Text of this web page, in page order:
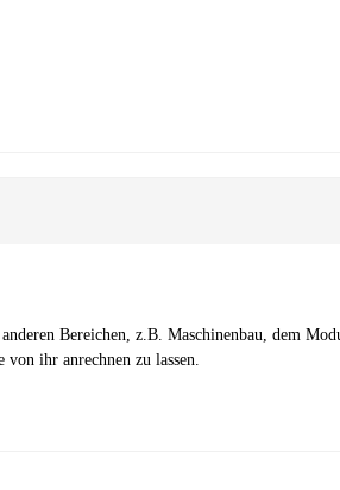
Bereichen, z.B. Maschinenbau, dem
ihr anrechnen zu lassen.